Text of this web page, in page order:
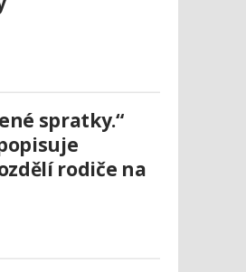
spratky.“
rodiče na